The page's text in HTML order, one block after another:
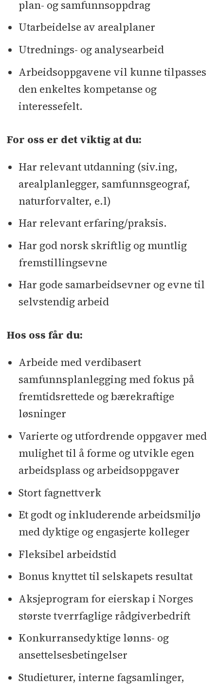
plan- og samfunnsoppdrag
Utarbeidelse av arealplaner
Utrednings- og analysearbeid
Arbeidsoppgavene vil kunne tilpasses
den enkeltes kompetanse og
interessefelt.
For oss er det viktig at du:
Har relevant utdanning (siv.ing,
arealplanlegger, samfunnsgeograf,
naturforvalter, e.l)
Har relevant erfaring/praksis.
Har god norsk skriftlig og muntlig
fremstillingsevne
Har gode samarbeidsevner og evne til
selvstendig arbeid
Hos oss får du:
Arbeide med verdibasert
samfunnsplanlegging med fokus på
fremtidsrettede og bærekraftige
løsninger
Varierte og utfordrende oppgaver med
mulighet til å forme og utvikle egen
arbeidsplass og arbeidsoppgaver
Stort fagnettverk
Et godt og inkluderende arbeidsmiljø
med dyktige og engasjerte kolleger
Fleksibel arbeidstid
Bonus knyttet til selskapets resultat
Aksjeprogram for eierskap i Norges
største tverrfaglige rådgiverbedrift
Konkurransedyktige lønns- og
ansettelsesbetingelser
Studieturer, interne fagsamlinger,